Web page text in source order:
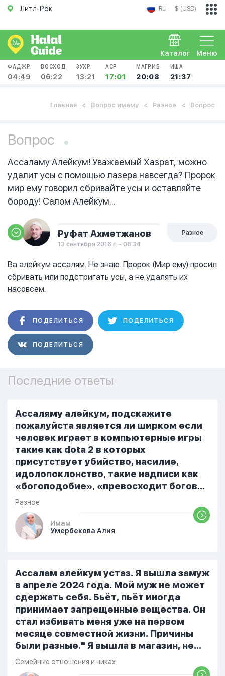
Литл-Рок RU $ (USD)
Меню
Каталог
ФАДЖР
04:49
ВОСХОД
06:22
ЗУХР
13:21
АСР
17:01
МАГРИБ
20:08
ИША
21:37
Главная Вопрос имаму Разное Вопрос
Вопрос
Ассаламу Алейкум! Уважаемый Хазрат, можно
удалит усы с помощью лазера навсегда? Пророк
мир ему говорил сбривайте усы и оставляйте
бороду! Салом Алейкум...
Руфат Ахметжанов
13 сентября 2016 г. - 06:34
Разное
Ва алейкум ассалям. Не знаю. Пророк (Мир ему) просил
сбривать или подстригать усы, а не удалять их
насовсем.
ПОДЕЛИТЬСЯ ПОДЕЛИТЬСЯ
ПОДЕЛИТЬСЯ
Последние ответы
Ассаляму алейкум, подскажите
пожалуйста является ли ширком если
человек играет в компьютерные игры
такие как dota 2 в которых
присутствует убийство, насилие,
идолопоклонство, такие надписи как
«богоподобие», «превосходит богов»,
но при этом человек полностью
признает и соблюдает все столпы
Ислама и эта игра не мешает ему
выполнять ему его обязанности по
является Единым Богом и не
принимает слова и контекст игры в
серьез, относиться к игре только как к
развлечению и...
Разное
Имам
Умербекова Алия
Ассалам алейкум устаз. Я вышла замуж
в апреле 2024 года. Мой муж не может
сдержать себя. Бьёт, пьёт иногда
принимает запрещенные вещества. Он
стал избивать меня уже на первом
месяце совместной жизни. Причины
были разные." Я вышла в магазин, не
помыла вовремя посуду, не
приготовила во время еду, прошу
Семейные отношения и никах